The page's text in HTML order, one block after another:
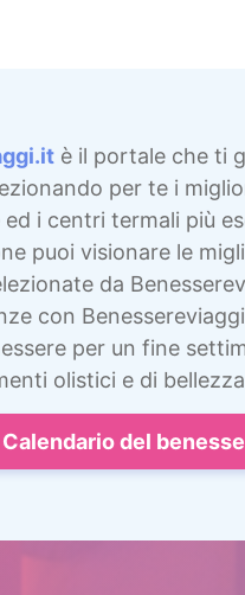
è il portale che ti
per te i
i centri termali più
puoi visionare le
da
con
per un fine
olistici e di
Calendario del